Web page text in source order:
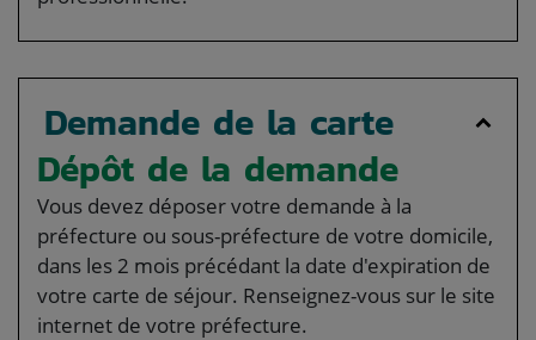
Demande de la carte
Dépôt de la demande
Vous devez déposer votre demande à la
préfecture ou sous-préfecture de votre domicile,
dans les 2 mois précédant la date d'expiration de
votre carte de séjour. Renseignez-vous sur le site
internet de votre préfecture.